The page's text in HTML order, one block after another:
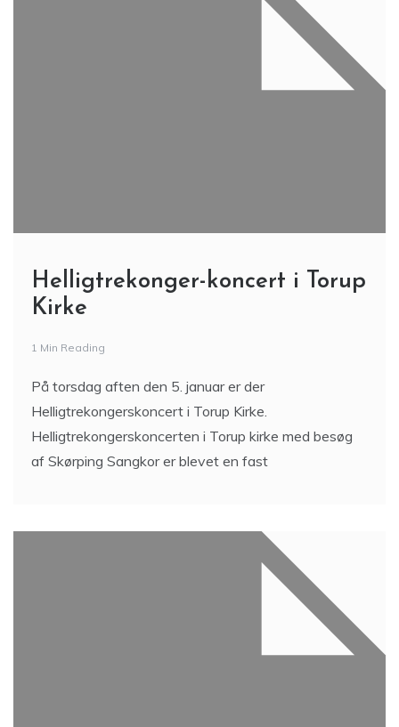
Helligtrekonger-koncert i Torup
Kirke
1 Min Reading
På torsdag aften den 5. januar er der
Helligtrekongerskoncert i Torup Kirke.
Helligtrekongerskoncerten i Torup kirke med besøg
af Skørping Sangkor er blevet en fast